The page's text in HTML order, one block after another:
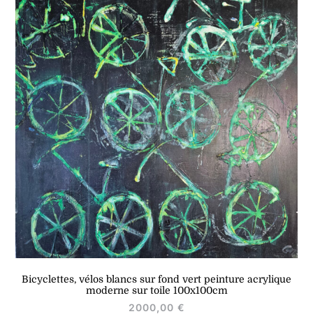
Bicyclettes, vélos blancs sur fond vert peinture acrylique
moderne sur toile 100x100cm
2000,00 €